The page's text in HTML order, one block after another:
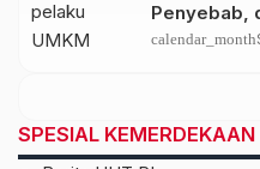
Penyebab,
Indonesia
calendar_month
SPESIAL KEMERDEKAAN